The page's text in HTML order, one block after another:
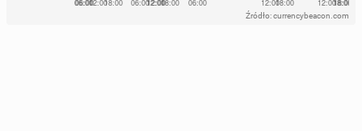
Źródło: currencybeacon.com